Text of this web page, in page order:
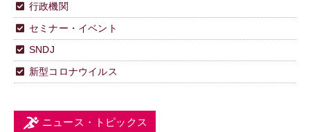
行政機関
セミナー・イベント
SNDJ
新型コロナウイルス
ニュース・トピックス